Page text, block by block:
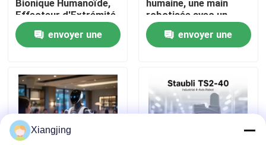
Nous contacter
Demandez un devis
bras de robot industriel
Bionique Humanoïde,
Effecteur d'Extrémité
Robotique à Charge
Utile de 10KG Bus CAN
envoyer une
humaine, une main
robotisée avec un
capteur tactile haute
résolution pour l'
intégration du robot.
envoyer une
Xiangjing